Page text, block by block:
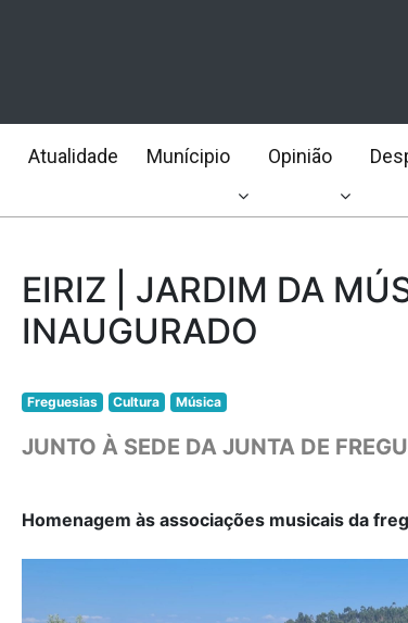
Atualidade Munícipio Opinião
EIRIZ | JARDIM DA
INAUGURADO
Freguesias Cultura Música
JUNTO À SEDE DA JUNTA DE
Homenagem às associações musicais da